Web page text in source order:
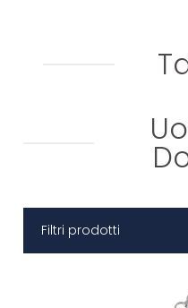
Filtri prodotti